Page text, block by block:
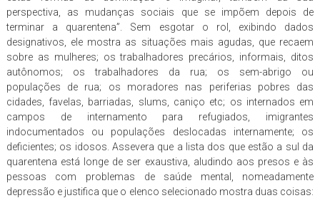
perspectiva, as mudanças sociais que se impõem depois de
terminar a quarentena”. Sem esgotar o rol, exibindo dados
designativos, ele mostra as situações mais agudas, que recaem
sobre as mulheres; os trabalhadores precários, informais, ditos
autônomos; os trabalhadores da rua; os sem-abrigo ou
populações de rua; os moradores nas periferias pobres das
cidades, favelas, barriadas, slums, caniço etc; os internados em
campos de internamento para refugiados, imigrantes
indocumentados ou populações deslocadas internamente; os
deficientes; os idosos. Assevera que a lista dos que estão a sul da
quarentena está longe de ser exaustiva, aludindo aos presos e às
pessoas com problemas de saúde mental, nomeadamente
depressão e justifica que o elenco selecionado mostra duas coisas: